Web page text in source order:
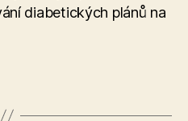
diabetických plánů na